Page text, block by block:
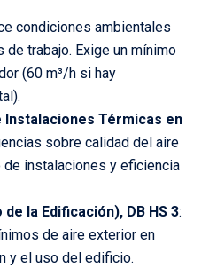
condiciones ambientales
trabajo. Exige un mínimo
(60 m³/h si hay
Instalaciones Térmicas en
sobre calidad del aire
de instalaciones y eficiencia
la Edificación), DB HS 3:
de aire exterior en
y el uso del edificio.